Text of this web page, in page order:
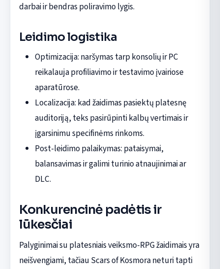
darbai ir bendras poliravimo lygis.
Leidimo logistika
Optimizacija: naršymas tarp konsolių ir PC
reikalauja profiliavimo ir testavimo įvairiose
aparatūrose.
Localizacija: kad žaidimas pasiektų platesnę
auditoriją, teks pasirūpinti kalbų vertimais ir
įgarsinimu specifinėms rinkoms.
Post-leidimo palaikymas: pataisymai,
balansavimas ir galimi turinio atnaujinimai ar
DLC.
Konkurencinė padėtis ir
lūkesčiai
Palyginimai su platesniais veiksmo-RPG žaidimais yra
neišvengiami, tačiau Scars of Kosmora neturi tapti